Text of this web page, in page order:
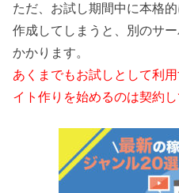
ただ、お試し期間中に本格
作成してしまうと、別のサ
かかります。
あくまでもお試しとして利
イト作りを始めるのは契約